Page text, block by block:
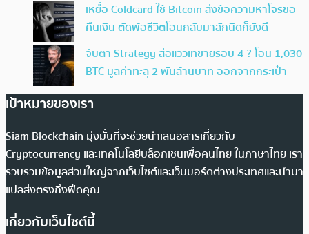
เหยื่อ Coldcard ใช้ Bitcoin ส่งข้อความหาโจรขอ
คืนเงิน ตัดพ้อชีวิตโอนกลับมาสักนิดก็ยังดี
จับตา Strategy ส่อแววเทขายรอบ 4 ? โอน 1,030
BTC มูลค่าทะลุ 2 พันล้านบาท ออกจากกระเป๋า
เป้าหมายของเรา
Siam Blockchain มุ่งมั่นที่จะช่วยนำเสนอสารเกี่ยวกับ
Cryptocurrency และเทคโนโลยีบล็อกเชนเพื่อคนไทย ในภาษาไทย เรา
รวบรวมข้อมูลส่วนใหญ่จากเว็บไซต์และเว็บบอร์ดต่างประเทศและนำมา
แปลส่งตรงถึงฟีดคุณ
เกี่ยวกับเว็บไซต์นี้